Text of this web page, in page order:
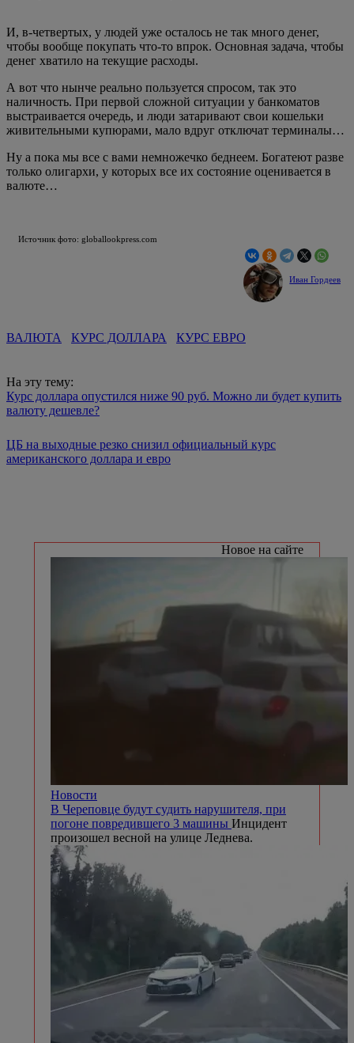
И, в-четвертых, у людей уже осталось не так много денег,
чтобы вообще покупать что-то впрок. Основная задача, чтобы
денег хватило на текущие расходы.
А вот что нынче реально пользуется спросом, так это
наличность. При первой сложной ситуации у банкоматов
выстраивается очередь, и люди затаривают свои кошельки
живительными купюрами, мало вдруг отключат терминалы…
Ну а пока мы все с вами немножечко беднеем. Богатеют разве
только олигархи, у которых все их состояние оценивается в
валюте…
Источник фото: globallookpress.com
Иван Гордеев
ВАЛЮТА КУРС ДОЛЛАРА КУРС ЕВРО
На эту тему:
Курс доллара опустился ниже 90 руб. Можно ли будет купить
валюту дешевле?
ЦБ на выходные резко снизил официальный курс
американского доллара и евро
Новое на сайте
Новости
В Череповце будут судить нарушителя, при
погоне повредившего 3 машины Инцидент
произошел весной на улице Леднева.